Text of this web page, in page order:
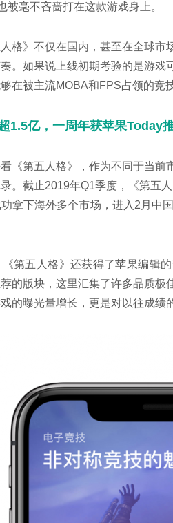
被毫不吝啬打在这款游戏身上。
格》不仅在国内，甚至在全球
。如果说上线初期考验的是游戏
在被主流MOBA和FPS占领的竞
1.5亿，一周年获苹果Today
《第五人格》，作为不同于当前
。截止2019年Q1季度，《第五
拿下海外多个市场，进入2月中
第五人格》还获得了苹果编辑
的版块，这里汇集了许多品质
的曝光量增长，更是对以往成绩